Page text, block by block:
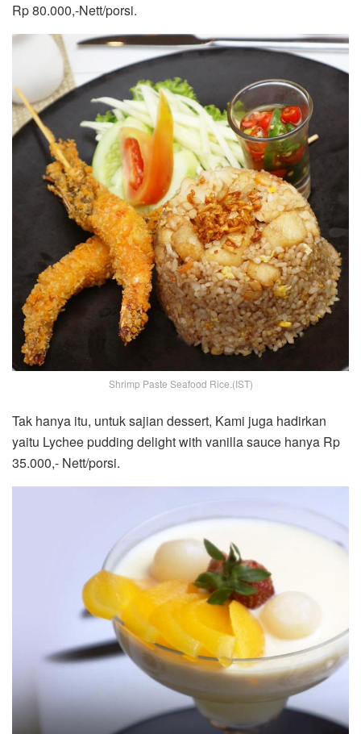
Rp 80.000,-Nett/porsi.
Shrimp Paste Seafood Rice.(IST)
Tak hanya itu, untuk sajian dessert, Kami juga hadirkan
yaitu Lychee pudding delight with vanilla sauce hanya Rp
35.000,- Nett/porsi.